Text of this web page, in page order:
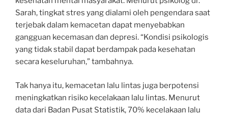
Sarah, tingkat stres yang dialami oleh pengendara saat
terjebak dalam kemacetan dapat menyebabkan
gangguan kecemasan dan depresi. “Kondisi psikologis
yang tidak stabil dapat berdampak pada kesehatan
secara keseluruhan,” tambahnya.
Tak hanya itu, kemacetan lalu lintas juga berpotensi
meningkatkan risiko kecelakaan lalu lintas. Menurut
data dari Badan Pusat Statistik, 70% kecelakaan lalu